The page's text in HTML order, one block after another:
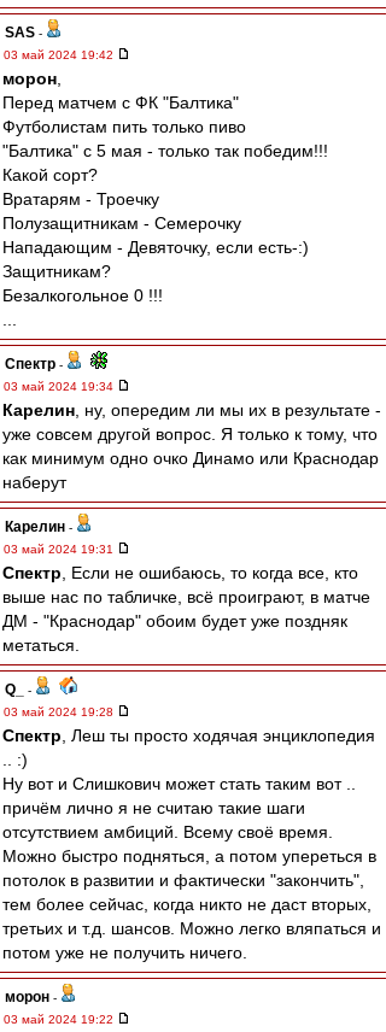
SAS -
03 май 2024 19:42
морон
Перед матчем с ФК "Балтика"
Футболистам пить только пиво
"Балтика" с 5 мая - только так победим!!!
Какой сорт?
Вратарям - Троечку
Полузащитникам - Семерочку
Нападающим - Девяточку, если есть-:)
Защитникам?
Безалкогольное 0 !!!
Спектр -
03 май 2024 19:34
Карелин , ну, опередим ли мы их в результате -
уже совсем другой вопрос. Я только к тому, что
как минимум одно очко Динамо или Краснодар
наберут
Карелин -
03 май 2024 19:31
Спектр , Если не ошибаюсь, то когда все, кто
выше нас по табличке, всё проиграют, в матче
ДМ - "Краснодар" обоим будет уже поздняк
метаться.
Q_
-
03 май 2024 19:28
Спектр , Леш ты просто ходячая энциклопедия
.. :)
Ну вот и Слишкович может стать таким вот ..
причём лично я не считаю такие шаги
отсутствием амбиций. Всему своё время.
Можно быстро подняться, а потом упереться в
потолок в развитии и фактически "закончить",
тем более сейчас, когда никто не даст вторых,
третьих и т.д. шансов. Можно легко вляпаться и
потом уже не получить ничего.
морон -
03 май 2024 19:22